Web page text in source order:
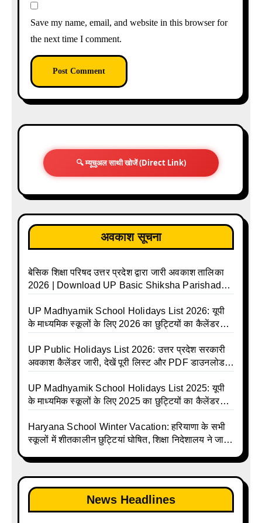
Save my name, email, and website in this browser for
the next time I comment.
🔍 म्यूचुअल साथी खोजें (Direct Link)
अवकाश सूचना
बेसिक शिक्षा परिषद उत्तर प्रदेश द्वारा जारी अवकाश तालिका
2026 | Download UP Basic Shiksha Parishad
Basic School Avkash Talika UP 2026 | UP Basic
Shiksha Parishad Avkash Talika 2026 | UP
Calendar List 2026
UP Madhyamik School Holidays List 2026: यूपी
के माध्यमिक स्कूलों के लिए 2026 का छुट्टियों का कैलेंडर
Talika | UP Madhyamik Avkash Talika 2026 | UP
Madhyamik School avkash suchi | UP
Holiday Calendar | Madhyamik School Holidays
List 2026
UP Public Holidays List 2026: उत्तर प्रदेश सरकारी
अवकाश कैलेंडर जारी, देखें पूरी लिस्ट और PDF डाउनलोड
talika | Sarkari Avkash Talika | Up Holidays List |
Holidays Calendar
UP Madhyamik School Holidays List 2025: यूपी
के माध्यमिक स्कूलों के लिए 2025 का छुट्टियों का कैलेंडर
Talika | Up Madhyamik Avkash Talika 2025 | UP
Madhyamik School avkash suchi | UP
holiday calendar | Madhyamik School Holidays
List 2025
Haryana School Winter Vacation: हरियाणा के सभी
स्कूलों में शीतकालीन छुट्टियां घोषित, शिक्षा निदेशालय ने जारी
News Headlines